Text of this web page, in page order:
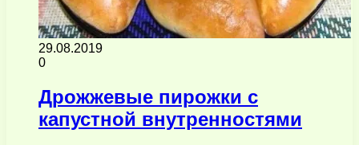
29.08.2019
0
Дрожжевые пирожки с
капустной внутренностями